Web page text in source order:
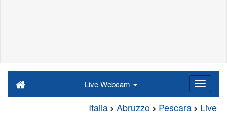
Live Webcam
Italia Abruzzo Pescara Live